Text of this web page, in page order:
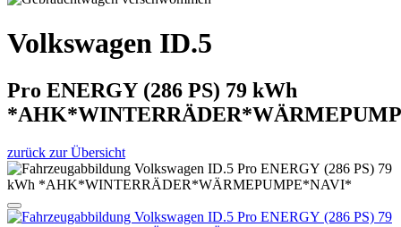
Volkswagen ID.5
Pro ENERGY (286 PS) 79 kWh
zurück zur Übersicht